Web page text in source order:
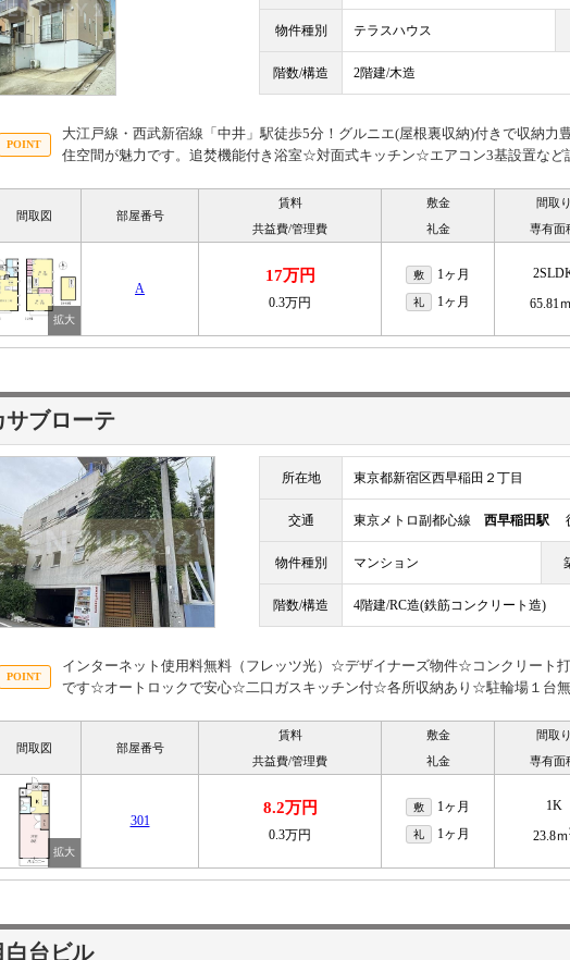
物件種別 テラスハウス
階数/構造 2階建/木造
大江戸線・西武新宿線「中井」駅徒歩5分！グルニエ(屋根裏収納)付きで収納力
住空間が魅力です。追焚機能付き浴室☆対面式キッチン☆エアコン3基設置など
間取図 部屋番号
賃料
共益費/管理費
敷金
礼金
間取り
専有面
A
17万円
0.3万円
敷 1ヶ月
礼 1ヶ月
65.81ｍ
サブローテ
所在地 東京都新宿区西早稲田２丁目
交通 東京メトロ副都心線 西早稲田駅
物件種別 マンション
階数/構造 4階建/RC造(鉄筋コンクリート造)
インターネット使用料無料（フレッツ光）☆デザイナーズ物件☆コンクリート
です☆オートロックで安心☆二口ガスキッチン付☆各所収納あり☆駐輪場１台
間取図 部屋番号
賃料
共益費/管理費
敷金
礼金
間取り
専有面
301
8.2万円
0.3万円
敷 1ヶ月
礼 1ヶ月
1K
23.8ｍ
白台ビル